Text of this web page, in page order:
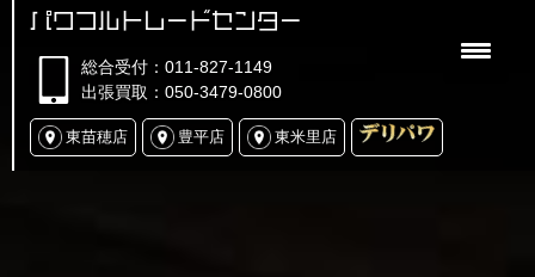
パワフルトレードセンター
総合受付：011-827-1149
出張買取：050-3479-0800
東苗穂店 豊平店 東米里店